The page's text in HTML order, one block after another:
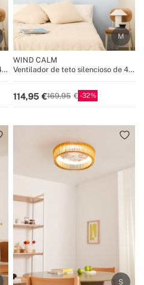
WIND CALM
Ventilador de teto silencioso de 40
114,95 169,95 32